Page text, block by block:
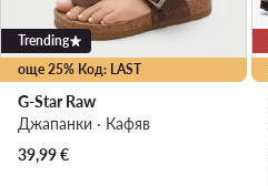
още 25% Код: LAST
Trending
G-Star Raw
Джапанки · Кафяв
39,99€